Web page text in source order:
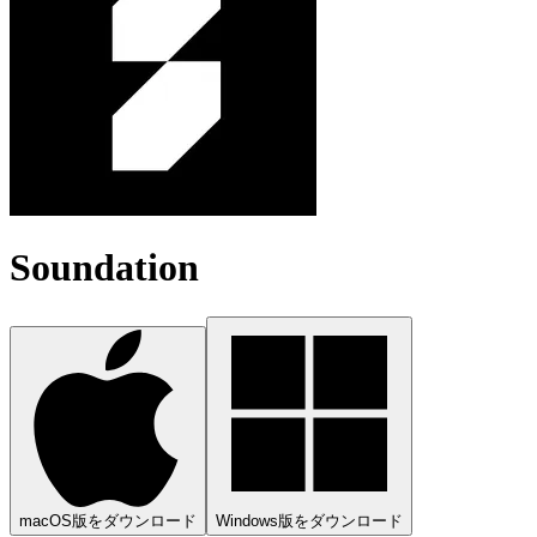
Soundation
macOS版をダウンロード Windows版をダウンロード